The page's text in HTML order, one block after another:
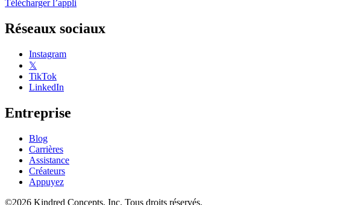
Télécharger l’appli
Réseaux sociaux
Instagram
𝕏
TikTok
LinkedIn
Entreprise
Blog
Carrières
Assistance
Créateurs
Appuyez
©2026 Kindred Concepts, Inc. Tous droits réservés.